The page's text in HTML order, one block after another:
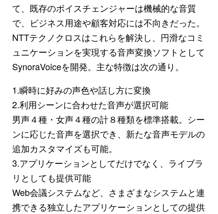
て、既存のボイスチェンジャーは機械的な音質
で、ビジネス用途や顧客対応には不向きだった。
NTTテクノクロスはこれらを解決し、円滑なコミ
ュニケーションを実現する音声変換ソフトとして
SynoraVoiceを開発。主な特徴は次の通り。
1.瞬時に好みの声色や話し方に変換
2.利用シーンに合わせた音声が選択可能
男声４種・女声４種の計８種類を標準搭載。シー
ンに応じた音声を選択でき、新たな音声モデルの
追加カスタマイズも可能。
3.アプリケーションとしてだけでなく、ライブラ
リとしても提供可能
Web会議システムなど、さまざまなシステムと連
携できる独立したアプリケーションとしての提供